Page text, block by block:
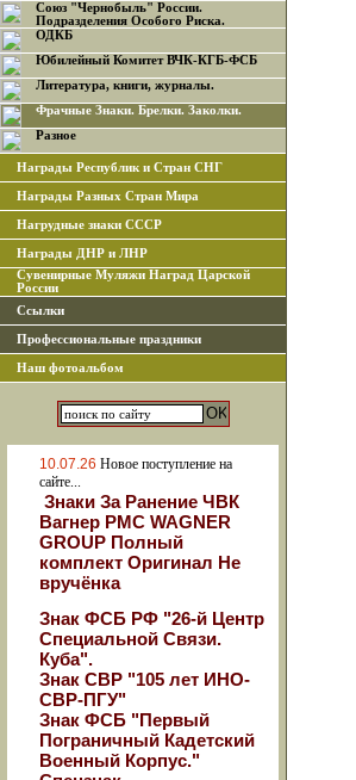
Союз "Чернобыль" России.
Подразделения Особого Риска.
ОДКБ
Юбилейный Комитет ВЧК-КГБ-ФСБ
Литература, книги, журналы.
Фрачные Знаки. Брелки. Заколки.
Разное
Награды Республик и Стран СНГ
Награды Разных Стран Мира
Нагрудные знаки СССР
Награды ДНР и ЛНР
Сувенирные Муляжи Наград Царской
России
Ссылки
Профессиональные праздники
Наш фотоальбом
10.07.26 Новое поступление на
сайте...
Знаки За Ранение ЧВК
Вагнер РМС WAGNER
GROUP Полный
комплект Оригинал Не
вручёнка
Знак ФСБ РФ "26-й Центр
Специальной Связи.
Куба".
Знак СВР "105 лет ИНО-
СВР-ПГУ"
Знак ФСБ "Первый
Пограничный Кадетский
Военный Корпус."